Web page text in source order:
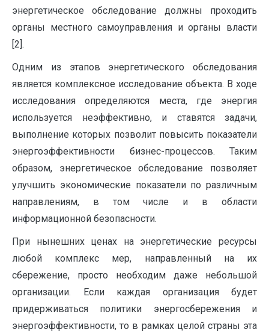
энергетическое обследование должны проходить
органы местного самоуправления и органы власти
[2].
Одним из этапов энергетического обследования
является комплексное исследование объекта. В ходе
исследования определяются места, где энергия
используется неэффективно, и ставятся задачи,
выполнение которых позволит повысить показатели
энергоэффективности бизнес-процессов. Таким
образом, энергетическое обследование позволяет
улучшить экономические показатели по различным
направлениям, в том числе и в области
информационной безопасности.
При нынешних ценах на энергетические ресурсы
любой комплекс мер, направленный на их
сбережение, просто необходим даже небольшой
организации. Если каждая организация будет
придерживаться политики энергосбережения и
энергоэффективности, то в рамках целой страны эта